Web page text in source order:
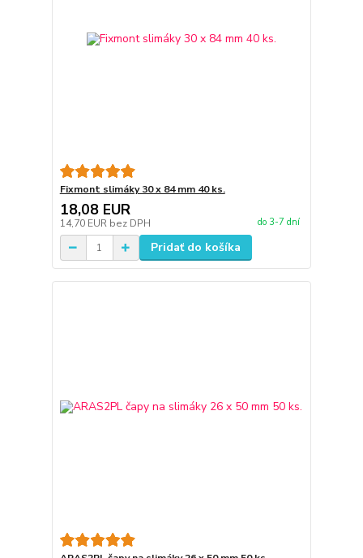
Fixmont slimáky 30 x 84 mm 40 ks.
18,08 EUR
14,70 EUR bez DPH do 3-7 dní
Pridať do košíka